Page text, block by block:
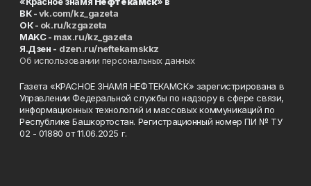
ВК -vk.com/kz_gazeta
ОК - ok.ru/kzgazeta
MAKC - max.ru/kz_gazeta
Я.Дзен - dzen.ru/neftekamskkz
Об использовании персональных данных
Газета «КРАСНОЕ ЗНАМЯ НЕФТЕКАМСК» зарегистрирована в
Управлении Федеральной службы по надзору в сфере связи,
информационных технологий и массовых коммуникаций по
Республике Башкортостан. Регистрационный номер ПИ № ТУ
02 - 01880 от 11.06.2025 г.